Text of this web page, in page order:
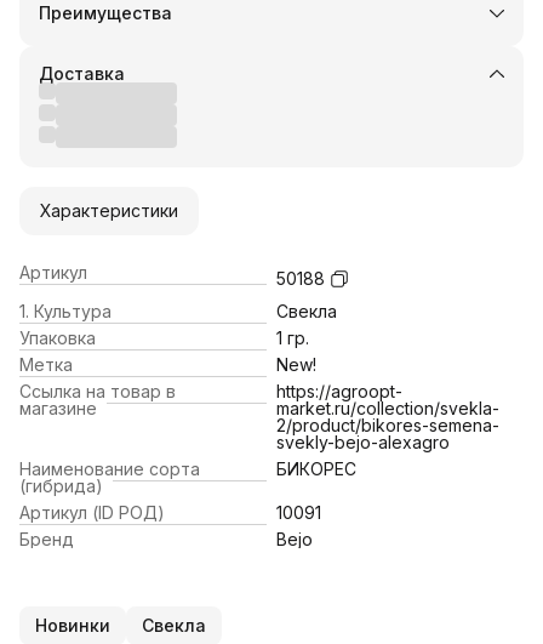
Преимущества
Оплата частями в Сплит
Удобный возврат
Оплата — картой, СБП или наличными
Доставка
Характеристики
Артикул
50188
1. Культура
Свекла
Упаковка
1 гр.
Метка
New!
Ссылка на товар в
магазине
https://agroopt-
market.ru/collection/svekla-
2/product/bikores-semena-
svekly-bejo-alexagro
Наименование сорта
(гибрида)
БИКОРЕС
Артикул (ID РОД)
10091
Бренд
Bejo
Новинки Свекла